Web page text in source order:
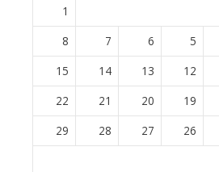
1
5
6
7
8
12
13
14
15
19
20
21
22
26
27
28
29